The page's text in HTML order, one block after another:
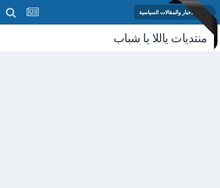
منتدى الأخبار والمقالات السياسية
منتديات ياللا يا شباب